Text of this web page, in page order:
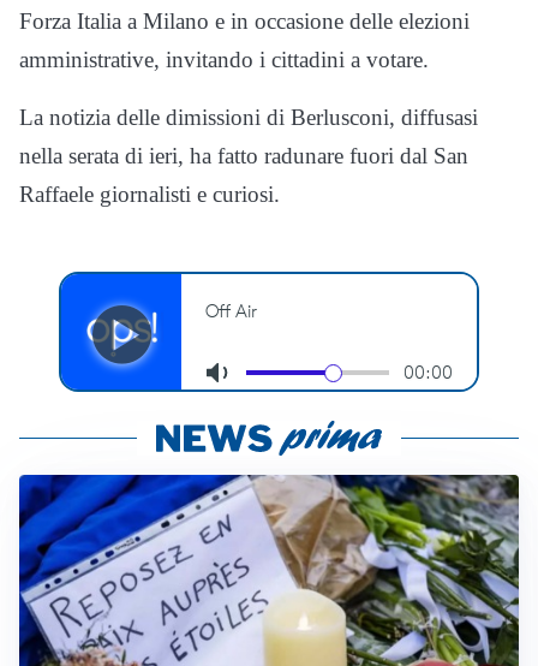
Forza Italia a Milano e in occasione delle elezioni
amministrative, invitando i cittadini a votare.
La notizia delle dimissioni di Berlusconi, diffusasi
nella serata di ieri, ha fatto radunare fuori dal San
Raffaele giornalisti e curiosi.